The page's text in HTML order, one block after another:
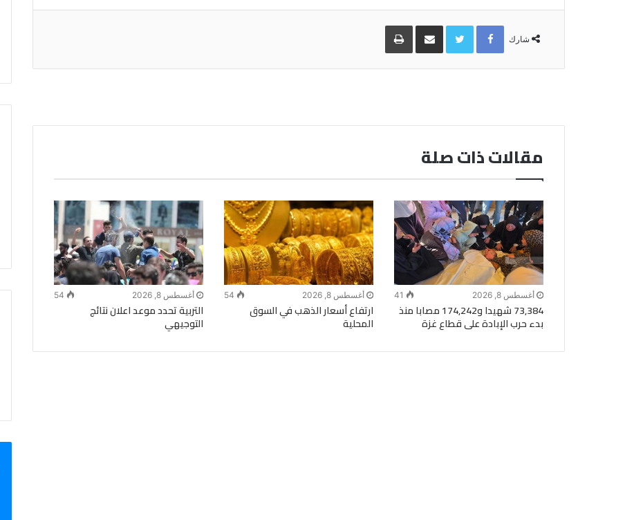
شارك
Facebook
Twitterمشاركة
البريد
طباعة
مقالات ذات صلة
أغسطس 8, 2026 41
73,384 شهيدا و174,242 مصابا منذ
بدء حرب الإبادة على قطاع غزة
أغسطس 8, 2026 54
ارتفاع أسعار الذهب في السوق
المحلية
أغسطس 8, 2026 54
التربية تحدد موعد اعلان نتائج
التوجيهي